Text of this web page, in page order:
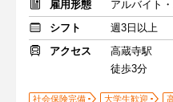
雇用形態
アルバイト
シフト
週3日以上
アクセス
高蔵寺駅
徒歩3分
社会保険完備 大学生歓迎